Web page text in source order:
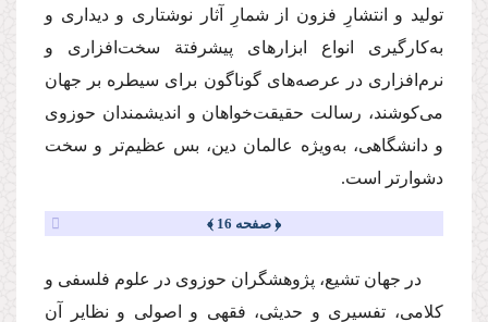
تولید و انتشارِ فزون از شمارِ آثار نوشتاری و دیداری و
به‌كارگیری انواع ابزارهای پیشرفتة سخت‌افزاری و
نرم‌افزاری در عرصه‌های گوناگون برای سیطره بر جهان
می‌كوشند، رسالت حقیقت‌خواهان و اندیشمندان حوزوی
و دانشگاهی، به‌ویژه عالمان دین، بس عظیم‌تر و سخت
دشوارتر است.
﴿ صفحه 16 ﴾
در جهان تشیع، پژوهشگران حوزوی در علوم فلسفی و
كلامی، تفسیری و حدیثی، فقهی و اصولی و نظایر آن